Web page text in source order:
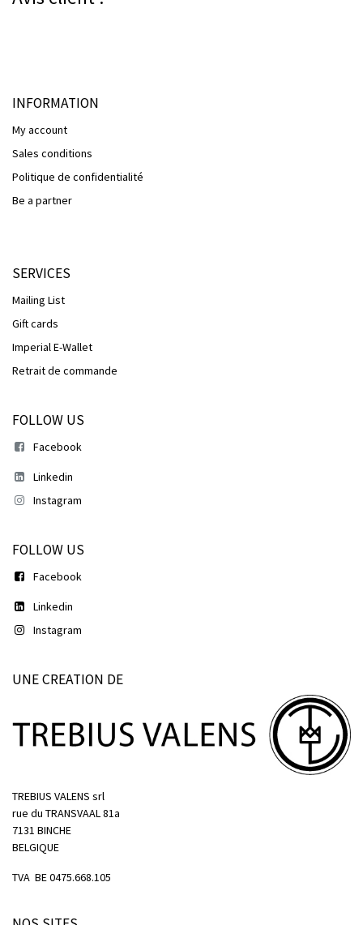
INFORMATION
My account
Sales conditions
Politique de confidentialité
Be a partner
SERVICES
Mailing List
Gift cards
Imperial E-Wallet
Retrait de commande
FOLLOW US
Facebook
Linkedin
Instagram
FOLLOW US
Facebook
Linkedin
Instagram
UNE CREATION DE
TREBIUS VALENS srl
rue du TRANSVAAL 81a
7131 BINCHE
BELGIQUE
TVA BE 0475.668.105